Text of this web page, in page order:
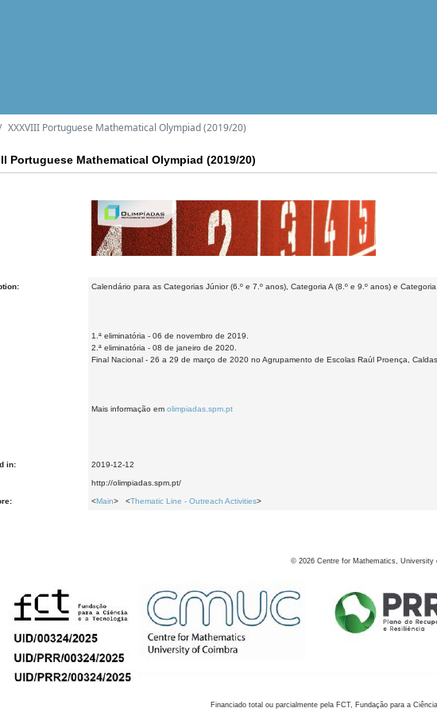
XXXVIII Portuguese Mathematical Olympiad (2019/20)
Portuguese Mathematical Olympiad (2019/20)
Calendário para as Categorias Júnior (6.º e 7.º anos), Categoria A (8.º e 9.º anos) e
1.ª eliminatória - 06 de novembro de 2019.
2.ª eliminatória - 08 de janeiro de 2020.
Final Nacional - 26 a 29 de março de 2020 no Agrupamento de Escolas Raúl Proença,
Mais informação em olimpiadas.spm.pt
in: 2019-12-12
http://olimpiadas.spm.pt/
<Main> <Thematic Line - Outreach Activities>
© 2026 Centre for Mathematics, University
Financiado total ou parcialmente pela FCT, Fundação para a